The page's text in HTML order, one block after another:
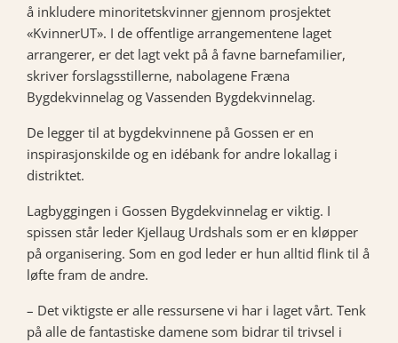
å inkludere minoritetskvinner gjennom prosjektet
«KvinnerUT». I de offentlige arrangementene laget
arrangerer, er det lagt vekt på å favne barnefamilier,
skriver forslagsstillerne, nabolagene Fræna
Bygdekvinnelag og Vassenden Bygdekvinnelag.
De legger til at bygdekvinnene på Gossen er en
inspirasjonskilde og en idébank for andre lokallag i
distriktet.
Lagbyggingen i Gossen Bygdekvinnelag er viktig. I
spissen står leder Kjellaug Urdshals som er en kløpper
på organisering. Som en god leder er hun alltid flink til å
løfte fram de andre.
– Det viktigste er alle ressursene vi har i laget vårt. Tenk
på alle de fantastiske damene som bidrar til trivsel i